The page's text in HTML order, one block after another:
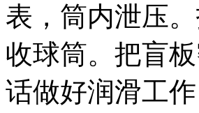
表，筒内泄压
收球筒。把盲
话做好润滑工